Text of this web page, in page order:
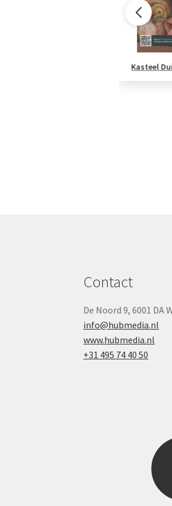
Kasteel
Contact
De Noord 9, 6001 DA
info@hubmedia.nl
www.hubmedia.nl
+31 495 74 40 50